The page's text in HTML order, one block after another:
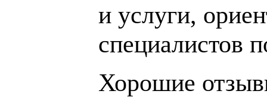
и услуги,
специалистов
Хорошие